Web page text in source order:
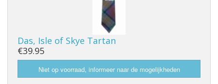
Das, Isle of Skye Tartan
€39.95